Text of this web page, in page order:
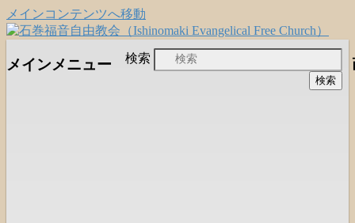
メインコンテンツへ移動
石巻福音自由教会
（Ishinomaki Evangelical Free
日本福音自由教会の有志による「石巻宣
教支援会」によって支えられる新しい
検索
メインメニュー